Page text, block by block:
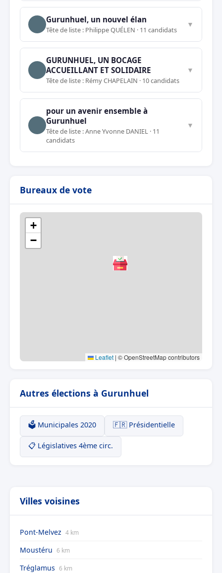
Gurunhuel, un nouvel élan
Tête de liste : Philippe QUÉLEN · 11 candidats
▼
GURUNHUEL, UN BOCAGE
ACCUEILLANT ET SOLIDAIRE
Tête de liste : Rémy CHAPELAIN · 10 candidats
▼
pour un avenir ensemble à
Gurunhuel
Tête de liste : Anne Yvonne DANIEL · 11
candidats
▼
Bureaux de vote
+
−
Leaflet | © OpenStreetMap contributors
Autres élections à Gurunhuel
🗳️ Municipales 2020 🇫🇷 Présidentielle
📋 Législatives 4ème circ.
Villes voisines
Pont-Melvez 4 km
Moustéru 6 km
Tréglamus 6 km